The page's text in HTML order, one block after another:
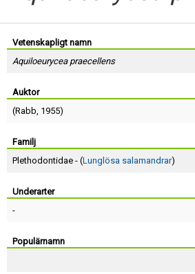
Vetenskapligt namn
Aquiloeurycea praecellens
Auktor
(Rabb, 1955)
Familj
Plethodontidae - (Lunglösa salamandrar)
Underarter
-
Populärnamn
Användarnamn:
Lösenord:
Terms of Service
Skapa konto